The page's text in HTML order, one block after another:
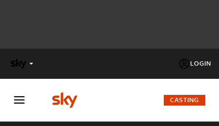
LOGIN
FACTOR
CASTING